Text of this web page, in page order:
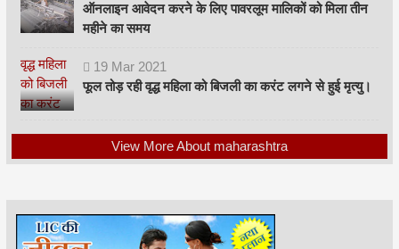
ऑनलाइन आवेदन करने के लिए पावरलूम मालिकों को मिला तीन
महीने का समय
19 Mar 2021
फूल तोड़ रही वृद्ध महिला को बिजली का करंट लगने से हुई मृत्यु।
View More About maharashtra